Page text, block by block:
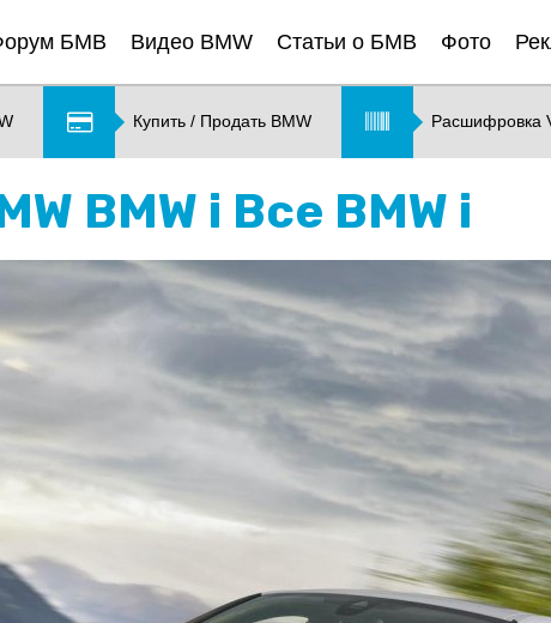
БМВ Видео BMW Статьи о БМВ Фото
Купить / Продать BMW Расшифровка
BMW i Все BMW i